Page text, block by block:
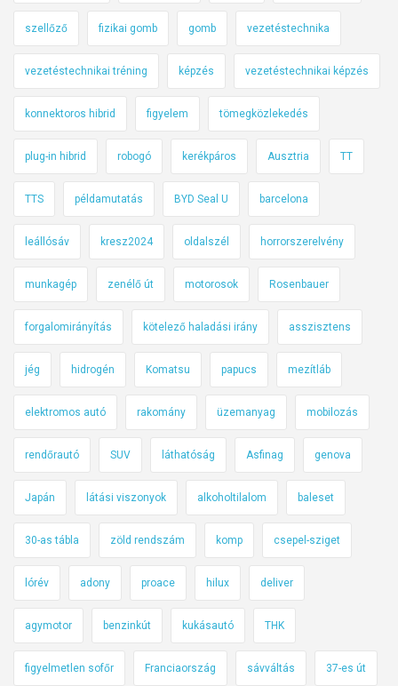
szellőző fizikai gomb gomb vezetéstechnika
vezetéstechnikai tréning képzés vezetéstechnikai képzés
konnektoros hibrid figyelem tömegközlekedés
plug-in hibrid robogó kerékpáros Ausztria TT
TTS példamutatás BYD Seal U barcelona
leállósáv kresz2024 oldalszél horrorszerelvény
munkagép zenélő út motorosok Rosenbauer
forgalomirányítás kötelező haladási irány asszisztens
jég hidrogén Komatsu papucs mezítláb
elektromos autó rakomány üzemanyag mobilozás
rendőrautó SUV láthatóság Asfinag genova
Japán látási viszonyok alkoholtilalom baleset
30-as tábla zöld rendszám komp csepel-sziget
lórév adony proace hilux deliver
agymotor benzinkút kukásautó THK
figyelmetlen sofőr Franciaország sávváltás 37-es út